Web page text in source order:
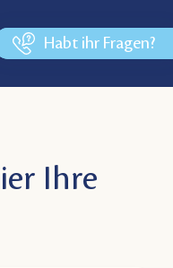
Habt ihr Fragen?
Ihre